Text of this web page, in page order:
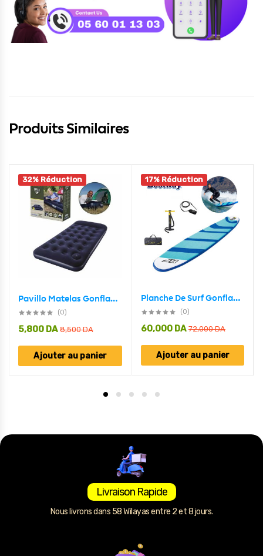
Produits Similaires
32% Réduction
Pavillo Matelas Gonflable avec une pompe à pied intégrée Bestway 67224
(0)
8,500DA
5,800 DA
Ajouter au panier
17% Réduction
Planche De Surf Gonflable Avec Pompe À Main Hydro-Force Bestway 65336
(0)
72,000DA
60,000 DA
Ajouter au panier
Livraison Rapide
Nous livrons dans 58 Wilayas entre 2 et 8 jours.